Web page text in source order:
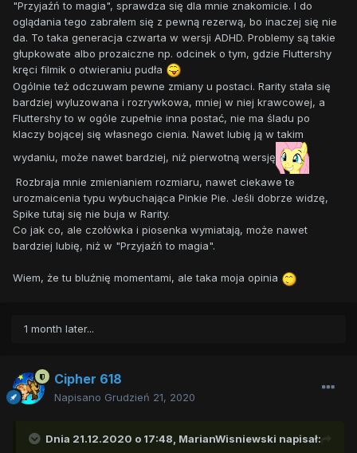
"Przyjaźń to magia", sprawdza się dla mnie znakomicie. I do
oglądania tego zabrałem się z pewną rezerwą, bo inaczej się nie
da. To taka generacja czwarta w wersji ADHD. Problemy są takie
głupkowate albo prozaiczne np. odcinek o tym, gdzie Fluttershy
kręci filmik o otwieraniu pudła
Ogólnie też odczuwam pewne zmiany u postaci. Rarity stała się
bardziej wyluzowana i rozrywkowa, mniej w niej krawcowej, a
Fluttershy to w ogóle zupełnie inna postać, nie ma śladu po
klaczy bojącej się własnego cienia. Nawet lubię ją w takim
wydaniu, może nawet bardziej, niż pierwotną wersję
Rozbraja mnie zmienianiem rozmiaru, nawet ciekawe te
urozmaicenia typu wybuchająca Pinkie Pie. Jeśli dobrze widzę,
Spike tutaj się nie buja w Rarity.
Co jak co, ale czołówka i piosenka wymiatają, może nawet
bardziej lubię, niż w "Przyjaźń to magia".
Wiem, że tu bluźnię momentami, ale taka moja opinia
1 month later...
Cipher 618
Napisano Grudzień 21, 2020
Dnia 21.12.2020 o 17:48, MarianWisniewski napisał: